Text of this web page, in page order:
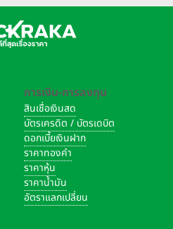
การเงิน-การลงทุน
สินเชื่อเงินสด
บัตรเครดิต / บัตรเดบิต
ดอกเบี้ยเงินฝาก
ราคาทองคำ
ราคาหุ้น
ราคาน้ำมัน
อัตราแลกเปลี่ยน